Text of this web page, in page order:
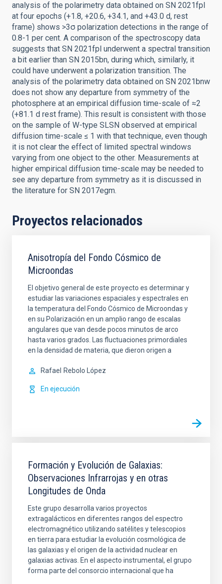
analysis of the polarimetry data obtained on SN 2021fpl
at four epochs (+1.8, +20.6, +34.1, and +43.0 d, rest
frame) shows >3σ polarization detections in the range of
0.8-1 per cent. A comparison of the spectroscopy data
suggests that SN 2021fpl underwent a spectral transition
a bit earlier than SN 2015bn, during which, similarly, it
could have underwent a polarization transition. The
analysis of the polarimetry data obtained on SN 2021bnw
does not show any departure from symmetry of the
photosphere at an empirical diffusion time-scale of ≈2
(+81.1 d rest frame). This result is consistent with those
on the sample of W-type SLSN observed at empirical
diffusion time-scale ≤ 1 with that technique, even though
it is not clear the effect of limited spectral windows
varying from one object to the other. Measurements at
higher empirical diffusion time-scale may be needed to
see any departure from symmetry as it is discussed in
the literature for SN 2017egm.
Proyectos relacionados
Anisotropía del Fondo Cósmico de
Microondas
El objetivo general de este proyecto es determinar y
estudiar las variaciones espaciales y espectrales en
la temperatura del Fondo Cósmico de Microondas y
en su Polarización en un amplio rango de escalas
angulares que van desde pocos minutos de arco
hasta varios grados. Las fluctuaciones primordiales
en la densidad de materia, que dieron origen a
Rafael Rebolo López
En ejecución
Formación y Evolución de Galaxias:
Observaciones Infrarrojas y en otras
Longitudes de Onda
Este grupo desarrolla varios proyectos
extragalácticos en diferentes rangos del espectro
electromagnético utilizando satélites y telescopios
en tierra para estudiar la evolución cosmológica de
las galaxias y el origen de la actividad nuclear en
galaxias activas. En el aspecto instrumental, el grupo
forma parte del consorcio internacional que ha